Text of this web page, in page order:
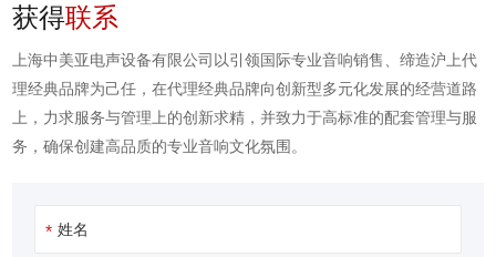
获得联系
上海中美亚电声设备有限公司以引领国际专业音响销售、缔造沪上代
理经典品牌为己任，在代理经典品牌向创新型多元化发展的经营道路
上，力求服务与管理上的创新求精，并致力于高标准的配套管理与服
务，确保创建高品质的专业音响文化氛围。